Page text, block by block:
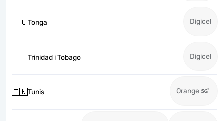
🇹🇴Tonga Digicel
🇹🇹Trinidad i Tobago Digicel
🇹🇳Tunis Orange